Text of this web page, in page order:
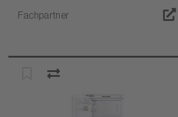
Fachpartner